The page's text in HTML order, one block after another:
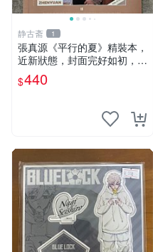
静古斋 1
張真源《平行的夏》精裝本，
近新狀態，封面完好如初，內
頁清爽無瑕 平行的夏 畫集 文
學
$440